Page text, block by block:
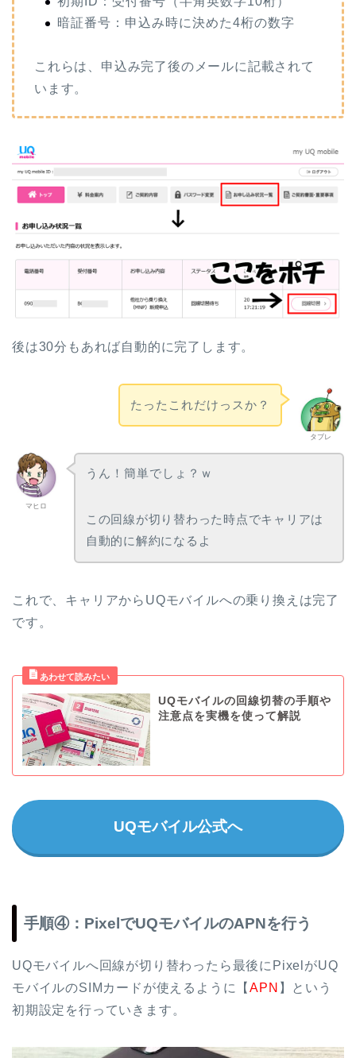
暗証番号：申込み時に決めた4桁の数字
これらは、申込み完了後のメールに記載されて
います。
後は30分もあれば自動的に完了します。
タブレ
たったこれだけっスか？
マヒロ
うん！簡単でしょ？ｗ
この回線が切り替わった時点でキャリアは
自動的に解約になるよ
これで、キャリアからUQモバイルへの乗り換えは完了
です。
UQモバイルの回線切替の手順や
注意点を実機を使って解説
UQモバイル公式へ
手順④：PixelでUQモバイルのAPNを行う
UQモバイルへ回線が切り替わったら最後にPixelがUQ
モバイルのSIMカードが使えるように【APN 】という
初期設定を行っていきます。